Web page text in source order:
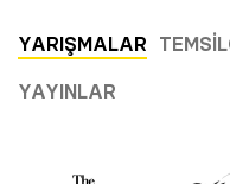
YARIŞMALAR
YAYINLAR